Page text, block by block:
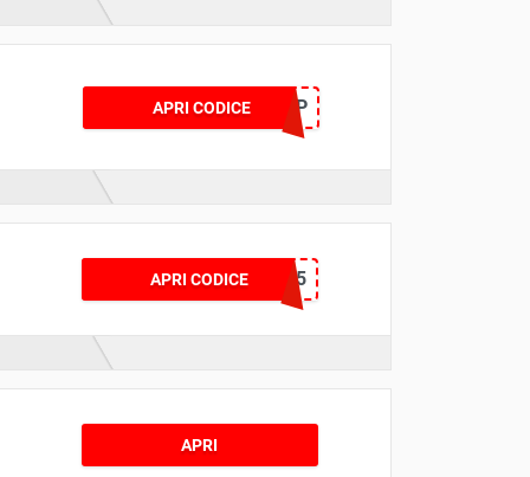
APRI CODICE
COUPHU10FTSHP
APRI CODICESMMR15
APRI